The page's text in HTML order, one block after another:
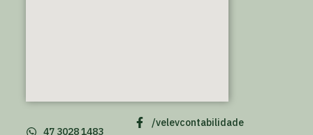
/velevcontabilidade
47 3028 1483